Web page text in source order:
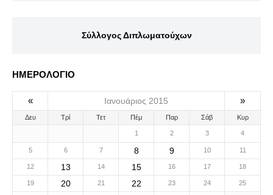
Σύλλογος Διπλωματούχων
ΗΜΕΡΟΛΟΓΙΟ
« Ιανουάριος 2015 »
Δευ Τρί Τετ Πέμ Παρ Σάβ Κυρ
1 2 3 4
5 6 7 8 9 10 11
12 13 14 15 16 17 18
19 20 21 22 23 24 25